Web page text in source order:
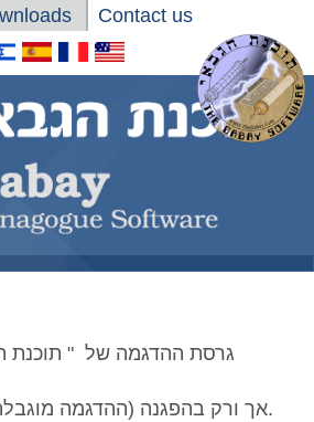
Contact us
גרסת ההדגמה של " תוכנת
אך ורק בהפגנה (ההדגמה מוגבלת תכונות פונקציות).